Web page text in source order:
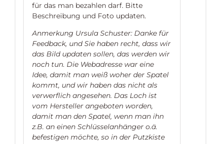
für das man bezahlen darf. Bitte
Beschreibung und Foto updaten.
Anmerkung Ursula Schuster: Danke für
Feedback, und Sie haben recht, dass wir
das Bild updaten sollen, das werden wir
noch tun. Die Webadresse war eine
Idee, damit man weiß woher der Spatel
kommt, und wir haben das nicht als
verwerflich angesehen. Das Loch ist
vom Hersteller angeboten worden,
damit man den Spatel, wenn man ihn
z.B. an einen Schlüsselanhänger o.ä.
befestigen möchte, so in der Putzkiste